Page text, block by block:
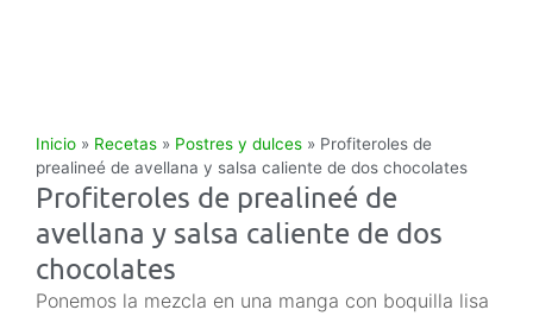
Inicio » Recetas » Postres y dulces » Profiteroles de
prealineé de avellana y salsa caliente de dos chocolates
Profiteroles de prealineé de
avellana y salsa caliente de dos
chocolates
Ponemos la mezcla en una manga con boquilla lisa